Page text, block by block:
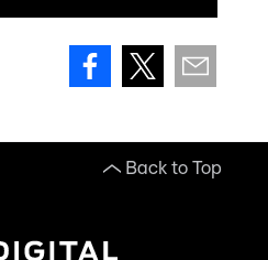
Back to Top